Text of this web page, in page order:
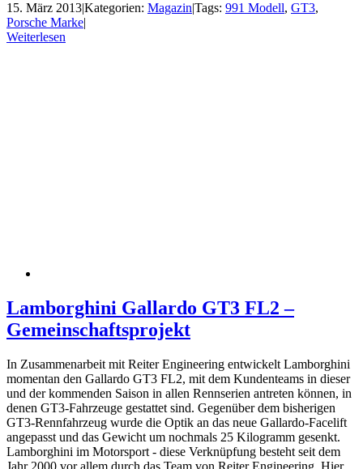
15. März 2013|Kategorien: Magazin|Tags: 991 Modell, GT3,
Porsche Marke|
Weiterlesen
Lamborghini Gallardo GT3 FL2 –
Gemeinschaftsprojekt
In Zusammenarbeit mit Reiter Engineering entwickelt Lamborghini
momentan den Gallardo GT3 FL2, mit dem Kundenteams in dieser
und der kommenden Saison in allen Rennserien antreten können, in
denen GT3-Fahrzeuge gestattet sind. Gegenüber dem bisherigen
GT3-Rennfahrzeug wurde die Optik an das neue Gallardo-Facelift
angepasst und das Gewicht um nochmals 25 Kilogramm gesenkt.
Lamborghini im Motorsport - diese Verknüpfung besteht seit dem
Jahr 2000 vor allem durch das Team von Reiter Engineering. Hier